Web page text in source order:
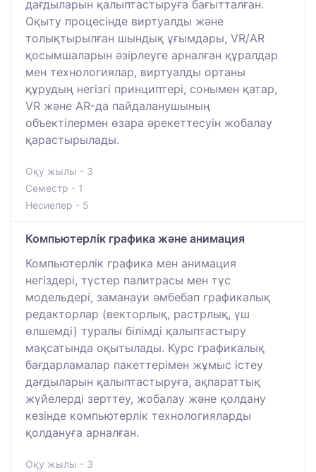
дағдыларын қалыптастыруға бағытталған.
Оқыту процесінде виртуалды және
толықтырылған шындық ұғымдары, VR/AR
қосымшаларын әзірлеуге арналған құралдар
мен технологиялар, виртуалды ортаны
құрудың негізгі принциптері, сонымен қатар,
VR және AR-да пайдаланушының
объектілермен өзара әрекеттесуін жобалау
қарастырылады.
Оқу жылы - 3
Семестр - 1
Несиелер - 5
Компьютерлік графика және анимация
Компьютерлік графика мен анимация
негіздері, түстер палитрасы мен түс
модельдері, заманауи әмбебап графикалық
редакторлар (векторлық, растрлық, үш
өлшемді) туралы білімді қалыптастыру
мақсатында оқытылады. Курс графикалық
бағдарламалар пакеттерімен жұмыс істеу
дағдыларын қалыптастыруға, ақпараттық
жүйелерді зерттеу, жобалау және қолдану
кезінде компьютерлік технологияларды
қолдануға арналған.
Оқу жылы - 3